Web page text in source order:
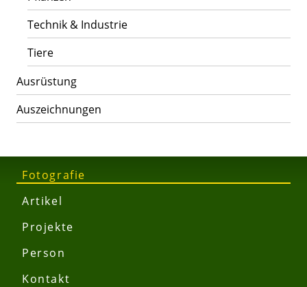
Fotografie
Artikel
Projekte
Person
Kontakt
Technik & Industrie
Tiere
Ausrüstung
Auszeichnungen